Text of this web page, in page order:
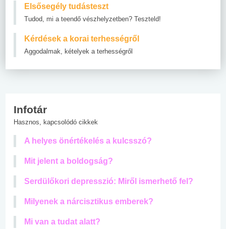
Elsősegély tudásteszt
Tudod, mi a teendő vészhelyzetben? Teszteld!
Kérdések a korai terhességről
Aggodalmak, kételyek a terhességről
Infotár
Hasznos, kapcsolódó cikkek
A helyes önértékelés a kulcsszó?
Mit jelent a boldogság?
Serdülőkori depresszió: Miről ismerhető fel?
Milyenek a nárcisztikus emberek?
Mi van a tudat alatt?